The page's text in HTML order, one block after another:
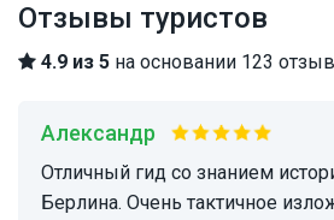
Отзывы туристов
4.9 из 5 на основании 123
Александр
отличный гид со знанием истории Германии и
Берлина. Очень тактичное